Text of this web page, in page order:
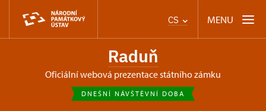
CS MENU
Raduň
oficiální webová prezentace státního zámku
DNEŠNÍ NÁVŠTĚVNÍ DOBA